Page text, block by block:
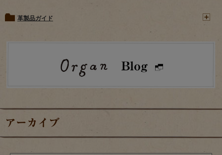
革製品ガイド
アーカイブ